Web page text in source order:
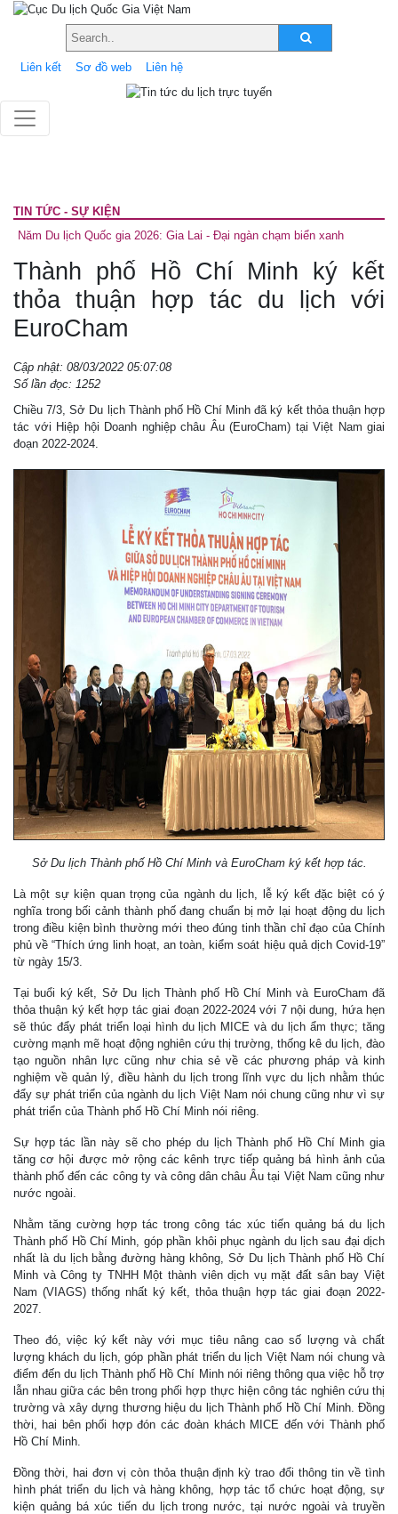
Liên kết Sơ đồ web Liên hệ
TIN TỨC - SỰ KIỆN
Năm Du lịch Quốc gia 2026: Gia Lai - Đại ngàn chạm biển xanh
Thành phố Hồ Chí Minh ký kết
thỏa thuận hợp tác du lịch với
EuroCham
Cập nhật: 08/03/2022 05:07:08
Số lần đọc: 1252
Chiều 7/3, Sở Du lịch Thành phố Hồ Chí Minh đã ký kết thỏa thuận hợp
tác với Hiệp hội Doanh nghiệp châu Âu (EuroCham) tại Việt Nam giai
đoạn 2022-2024.
Sở Du lịch Thành phố Hồ Chí Minh và EuroCham ký kết hợp tác.
Là một sự kiện quan trọng của ngành du lịch, lễ ký kết đặc biệt có ý
nghĩa trong bối cảnh thành phố đang chuẩn bị mở lại hoạt động du lịch
trong điều kiện bình thường mới theo đúng tinh thần chỉ đạo của Chính
phủ về “Thích ứng linh hoạt, an toàn, kiểm soát hiệu quả dịch Covid-19”
từ ngày 15/3.
Tại buổi ký kết, Sở Du lịch Thành phố Hồ Chí Minh và EuroCham đã
thỏa thuận ký kết hợp tác giai đoạn 2022-2024 với 7 nội dung, hứa hẹn
sẽ thúc đẩy phát triển loại hình du lịch MICE và du lịch ẩm thực; tăng
cường mạnh mẽ hoạt động nghiên cứu thị trường, thống kê du lịch, đào
tạo nguồn nhân lực cũng như chia sẻ về các phương pháp và kinh
nghiệm về quản lý, điều hành du lịch trong lĩnh vực du lịch nhằm thúc
đẩy sự phát triển của ngành du lịch Việt Nam nói chung cũng như vì sự
phát triển của Thành phố Hồ Chí Minh nói riêng.
Sự hợp tác lần này sẽ cho phép du lịch Thành phố Hồ Chí Minh gia
tăng cơ hội được mở rộng các kênh trực tiếp quảng bá hình ảnh của
thành phố đến các công ty và công dân châu Âu tại Việt Nam cũng như
nước ngoài.
Nhằm tăng cường hợp tác trong công tác xúc tiến quảng bá du lịch
Thành phố Hồ Chí Minh, góp phần khôi phục ngành du lịch sau đại dịch
nhất là du lịch bằng đường hàng không, Sở Du lịch Thành phố Hồ Chí
Minh và Công ty TNHH Một thành viên dịch vụ mặt đất sân bay Việt
Nam (VIAGS) thống nhất ký kết, thỏa thuận hợp tác giai đoạn 2022-
2027.
Theo đó, việc ký kết này với mục tiêu nâng cao số lượng và chất
lượng khách du lịch, góp phần phát triển du lịch Việt Nam nói chung và
điểm đến du lịch Thành phố Hồ Chí Minh nói riêng thông qua việc hỗ trợ
lẫn nhau giữa các bên trong phối hợp thực hiện công tác nghiên cứu thị
trường và xây dựng thương hiệu du lịch Thành phố Hồ Chí Minh. Đồng
thời, hai bên phối hợp đón các đoàn khách MICE đến với Thành phố
Hồ Chí Minh.
Đồng thời, hai đơn vị còn thỏa thuận định kỳ trao đổi thông tin về tình
hình phát triển du lịch và hàng không, hợp tác tổ chức hoạt động, sự
kiện quảng bá xúc tiến du lịch trong nước, tại nước ngoài và truyền